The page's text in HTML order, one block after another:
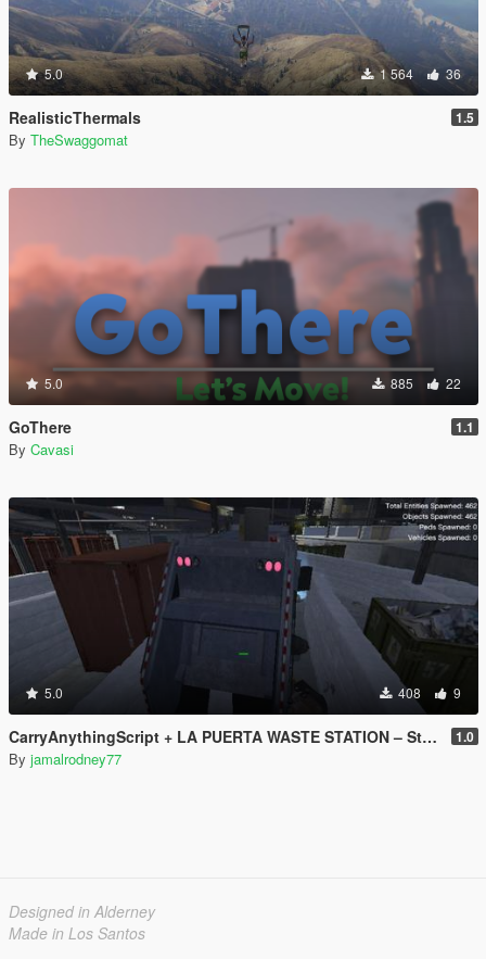
5.0 1 564 36
RealisticThermals 1.5
By TheSwaggomat
5.0 885 22
GoThere 1.1
By Cavasi
5.0 408 9
CarryAnythingScript + LA PUERTA WASTE STATION – Street Garbage Pickup 1.0
By jamalrodney77
Designed in Alderney
Made in Los Santos